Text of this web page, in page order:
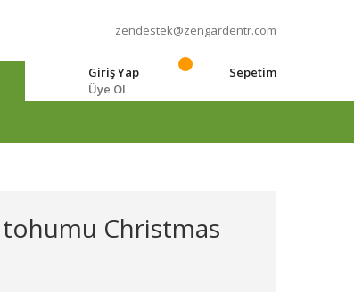
zendestek@zengardentr.com
Giriş Yap
Üye Ol
Sepetim
Christmas